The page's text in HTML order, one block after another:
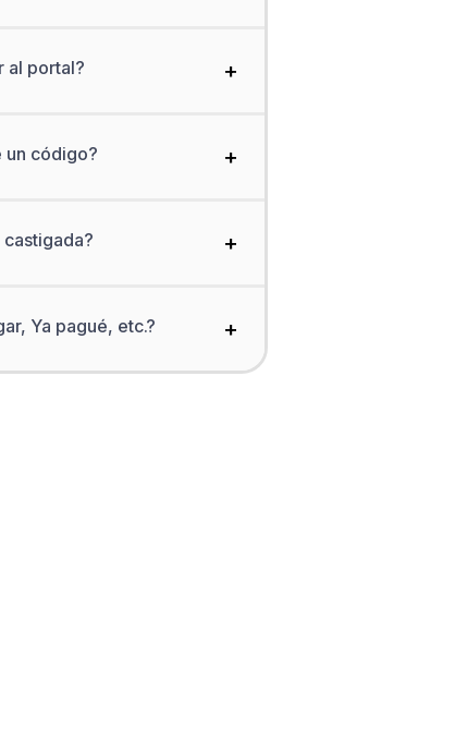
al portal? +
un código? +
+
Ya pagué, etc.? +